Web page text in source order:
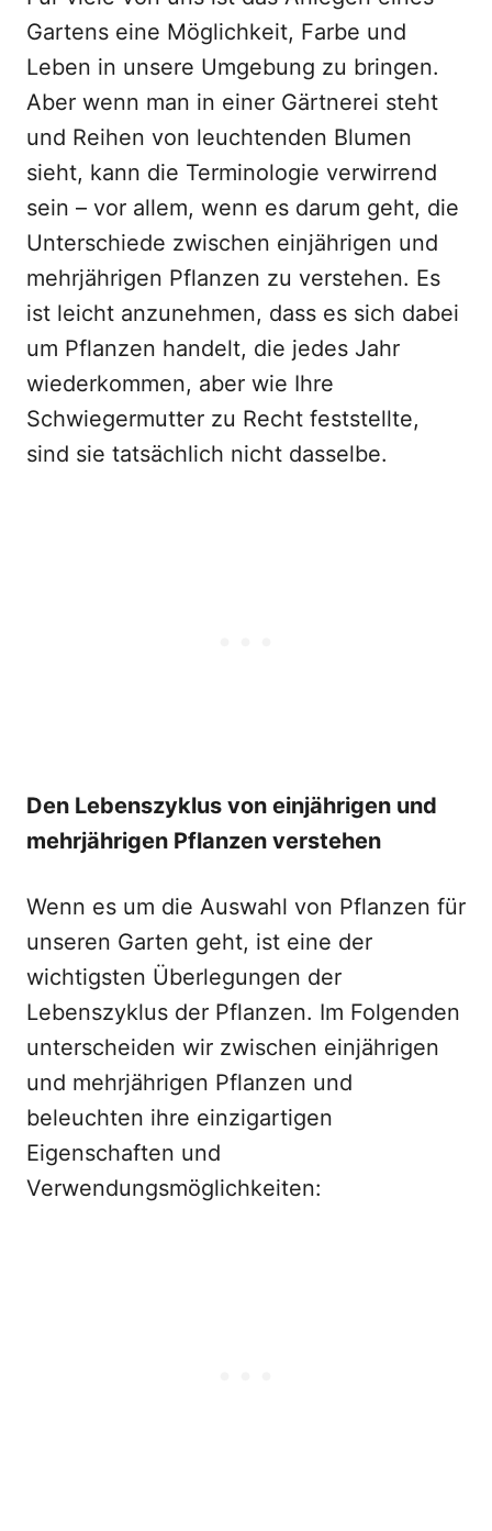
Gartens eine Möglichkeit, Farbe und
Leben in unsere Umgebung zu bringen.
Aber wenn man in einer Gärtnerei steht
und Reihen von leuchtenden Blumen
sieht, kann die Terminologie verwirrend
sein – vor allem, wenn es darum geht, die
Unterschiede zwischen einjährigen und
mehrjährigen Pflanzen zu verstehen. Es
ist leicht anzunehmen, dass es sich dabei
um Pflanzen handelt, die jedes Jahr
wiederkommen, aber wie Ihre
Schwiegermutter zu Recht feststellte,
sind sie tatsächlich nicht dasselbe.
Den Lebenszyklus von einjährigen und
mehrjährigen Pflanzen verstehen
Wenn es um die Auswahl von Pflanzen für
unseren Garten geht, ist eine der
wichtigsten Überlegungen der
Lebenszyklus der Pflanzen. Im Folgenden
unterscheiden wir zwischen einjährigen
und mehrjährigen Pflanzen und
beleuchten ihre einzigartigen
Eigenschaften und
Verwendungsmöglichkeiten: